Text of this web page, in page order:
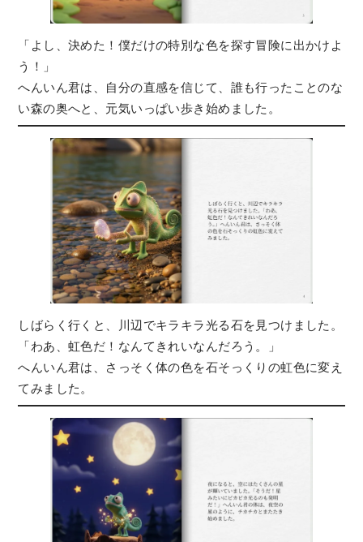
「よし、決めた！僕だけの特別な色を探す冒険に出かけよ
う！」
へんいん君は、自分の直感を信じて、誰も行ったことのな
い森の奥へと、元気いっぱい歩き始めました。
しばらく行くと、川辺でキラキラ光る石を見つけました。
「わあ、虹色だ！なんてきれいなんだろう。」
へんいん君は、さっそく体の色を石そっくりの虹色に変え
てみました。